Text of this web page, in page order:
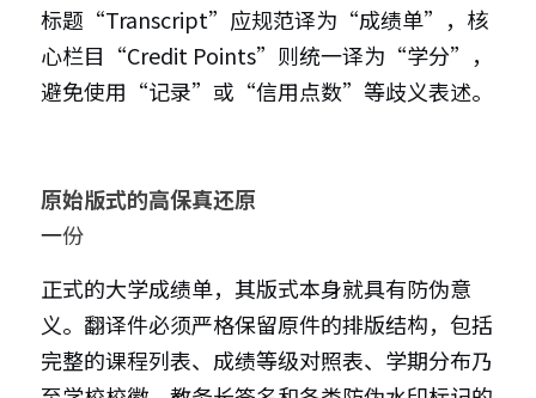
标题“Transcript”应规范译为“成绩单”，核
心栏目“Credit Points”则统一译为“学分”，
避免使用“记录”或“信用点数”等歧义表述。
原始版式的高保真还原
一份
正式的大学成绩单，其版式本身就具有防伪意
义。翻译件必须严格保留原件的排版结构，包括
完整的课程列表、成绩等级对照表、学期分布乃